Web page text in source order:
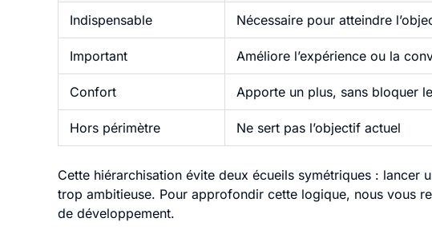
Indispensable Nécessaire pour atteindre
Important Améliore l’expérience ou la
Confort Apporte un plus, sans bloquer
Hors périmètre Ne sert pas l’objectif actuel
Cette hiérarchisation évite deux écueils symétriques :
trop ambitieuse. Pour approfondir cette logique, nous vous
de développement.